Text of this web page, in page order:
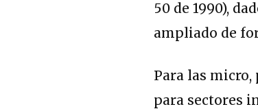
50 de 1990),
ampliado de
Para las
para sectores